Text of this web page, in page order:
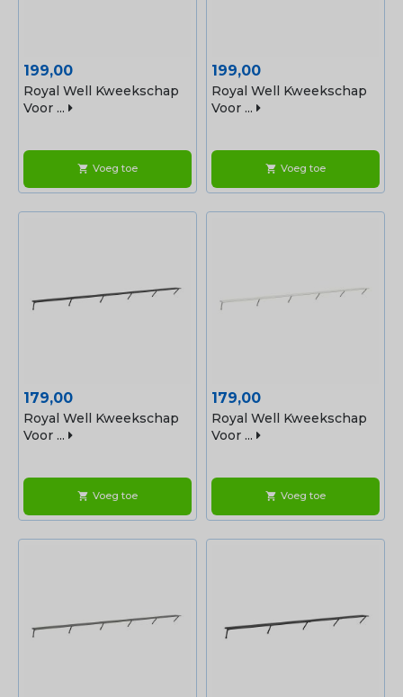
Prijs
199,00
Royal Well Kweekschap
Voor ...
shopping_cart Voeg toe
Prijs
199,00
Royal Well Kweekschap
Voor ...
shopping_cart Voeg toe
Prijs
179,00
Royal Well Kweekschap
Voor ...
shopping_cart Voeg toe
Prijs
179,00
Royal Well Kweekschap
Voor ...
shopping_cart Voeg toe